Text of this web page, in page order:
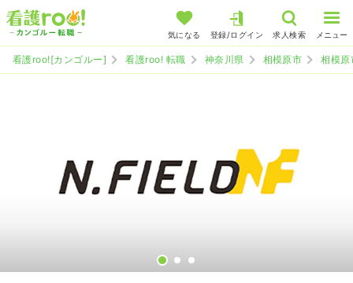
気になる 登録/ログイン 求人検索 メニュー
看護roo![カンゴルー] 看護roo! 転職 神奈川県 相模原市 相模原